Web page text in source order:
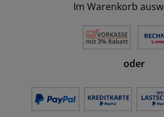
Im Warenkorb
oder